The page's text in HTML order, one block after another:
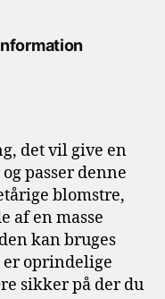
det vil give en
passer denne
blomstre,
af en masse
kan bruges
er oprindelige
sikker på der du